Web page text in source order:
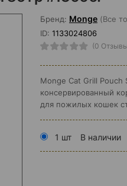
Бренд: Monge (Все
ID: 1133024806
(0
Monge Cat Grill
консервированный
для пожилых кошек
1 шт В наличии